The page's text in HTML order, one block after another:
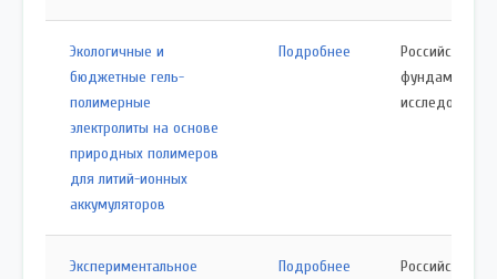
Экологичные и
бюджетные гель-
полимерные
электролиты на основе
природных полимеров
для литий-ионных
аккумуляторов
Подробнее
Российский
исследований
Экспериментальное
Подробнее
Российский